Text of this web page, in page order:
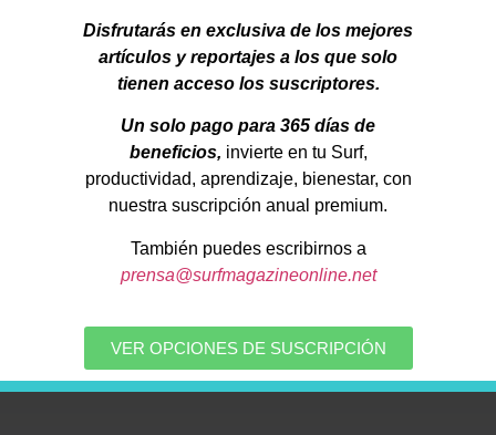
Disfrutarás en exclusiva de los mejores
artículos y reportajes a los que solo
tienen acceso los suscriptores.
Un solo pago para 365 días de
beneficios, invierte en tu Surf,
productividad, aprendizaje, bienestar, con
nuestra suscripción anual premium.
También puedes escribirnos a
prensa@surfmagazineonline.net
VER OPCIONES DE SUSCRIPCIÓN